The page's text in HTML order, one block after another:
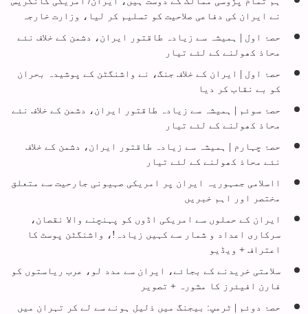
نے ایران کی دفاعی صلاحیت کو تسلیم کر لیا، وزارت خارجہ
حصۂ اول | ہمیشہ سے زیادہ طاقتور ایران، دشمن کے خلاف نئے
محاذ کھولنے کے لئے تیار
حصۂ اول | ایران کے خلاف جنگ، نے واشنگٹن کے پوشیدہ بحران
کو بے نقاب کر دیا
حصۂ سوئم | ہمیشہ سے زیادہ طاقتور ایران، دشمن کے خلاف نئے
محاذ کھولنے کے لئے تیار
حصۂ چہارم | ہمیشہ سے زیادہ طاقتور ایران، دشمن کے خلاف
نئے محاذ کھولنے کے لئے تیار
ااسلامی جمہوریہ ایران پر امریکی صہیونی جارحیت سے متعلق
مختصر اور اہم خبریں
ایران کے حملوں سے امریکی اڈوں کو پہنچنے والا نقصان،
سرکاری اعداد و شمار سے کہیں زیادہ!، واشنگٹن پوسٹ کا
اعتراف + ویڈیو
سلامتی خریدنے کے بجائے، ایران سے مدد لو، عرب ریاستوں کو
فارن افیئرز کا مشورہ + تصویر
حصۂ دوئم | ٹرمپ: بیجنگ میں ذلیل ہونے سے لے کر تہران میں